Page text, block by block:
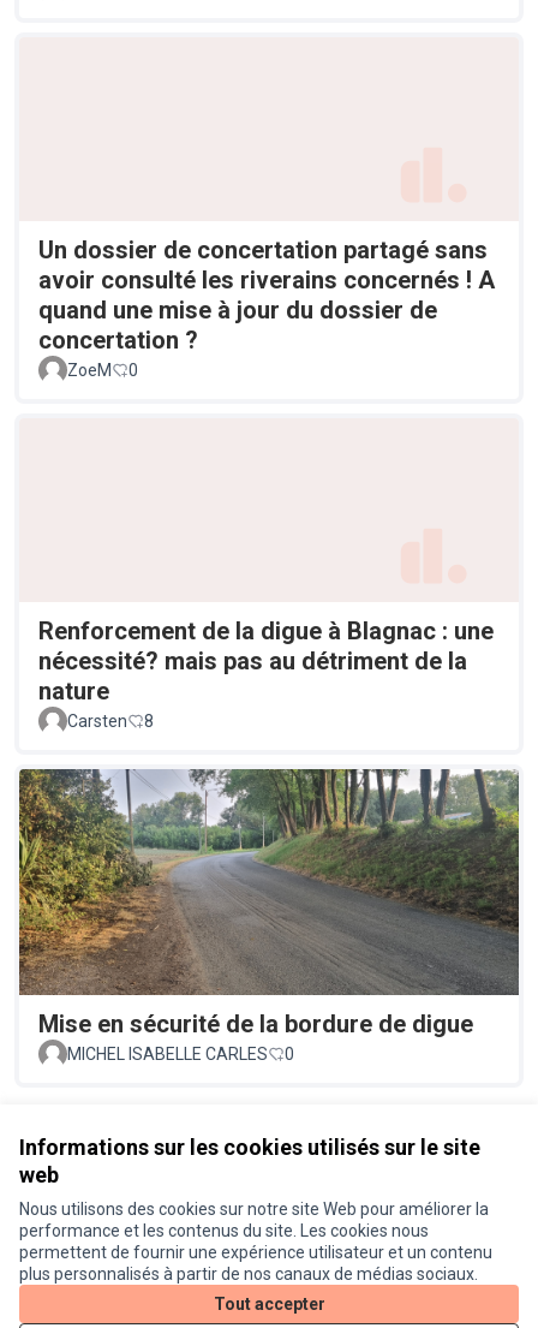
Informations sur les cookies utilisés sur le site
web
Nous utilisons des cookies sur notre site Web pour améliorer la
performance et les contenus du site. Les cookies nous
permettent de fournir une expérience utilisateur et un contenu
plus personnalisés à partir de nos canaux de médias sociaux.
Tout accepter
Un dossier de concertation partagé sans
avoir consulté les riverains concernés ! A
quand une mise à jour du dossier de
concertation ?
ZoeM 0
Renforcement de la digue à Blagnac : une
nécessité? mais pas au détriment de la
nature
Carsten 8
Mise en sécurité de la bordure de digue
MICHEL ISABELLE CARLES 0
Conditions d'utilisation
Paramètres des cookies
Je participe ! sur X
(Lien externe)
Je participe ! sur Facebook
Je participe ! sur Instagram